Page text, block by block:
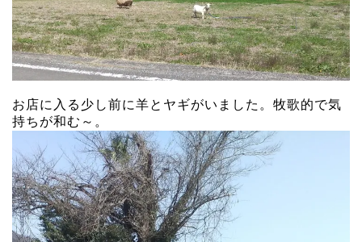
お店に入る少し前に羊とヤギがいました。牧歌的で気
持ちが和む～。